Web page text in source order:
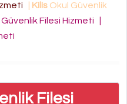
Kilis Okul Güvenlik
Filesi Hizmeti
Filesi